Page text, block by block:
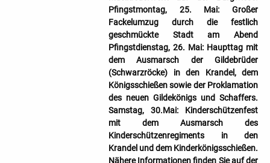
Pfingstmontag, 25. Mai: Großer
Fackelumzug durch die festlich
geschmückte Stadt am Abend
Pfingstdienstag, 26. Mai: Haupttag mit
dem Ausmarsch der Gildebrüder
(Schwarzröcke) in den Krandel, dem
Königsschießen sowie der Proklamation
des neuen Gildekönigs und Schaffers.
Samstag, 30.Mai: Kinderschützenfest
mit dem Ausmarsch des
Kinderschützenregiments in den
Krandel und dem Kinderkönigsschießen.
Nähere Informationen finden Sie auf der